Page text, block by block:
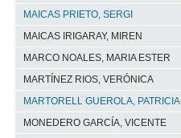
MAICAS PRIETO, SERGI
MAICAS IRIGARAY, MIREN
MARCO NOALES, MARIA ESTER
MARTÍNEZ RIOS, VERÓNICA
MARTORELL GUEROLA, PATRICIA
MONEDERO GARCÍA, VICENTE